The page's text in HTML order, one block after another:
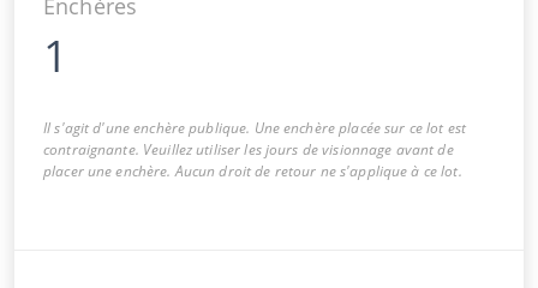
Enchères
1
Il s'agit d'une enchère publique. Une enchère placée sur ce lot est
contraignante. Veuillez utiliser les jours de visionnage avant de
placer une enchère. Aucun droit de retour ne s'applique à ce lot.